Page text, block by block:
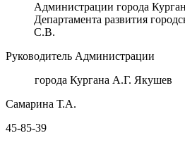
Администрации города
Департамента развития
С.В.
Руководитель Администрации
города Кургана А.Г. Якушев
Самарина Т.А.
45-85-39